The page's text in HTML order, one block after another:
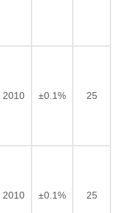
2010 ±0.1% 25
2010 ±0.1% 25